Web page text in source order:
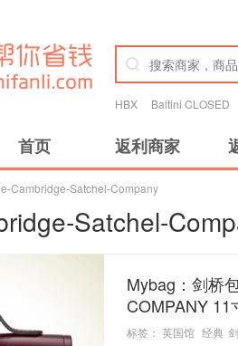
HBX Baltini CLOSED
首页 返利商家
Cambridge-Satchel-Company
Satchel-
Mybag：剑桥
COMPANY
标签： 英国馆 经典